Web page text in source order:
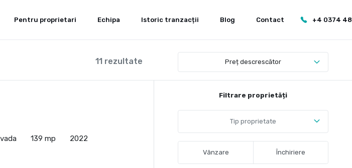
Pentru proprietari Echipa Istoric tranzacții Blog Contact +4 0374
11 rezultate Preț descrescător
139 mp 2022
Filtrare proprietăți
Tip proprietate
Vânzare Închiriere